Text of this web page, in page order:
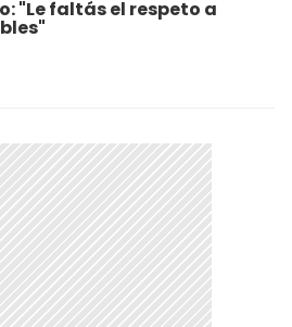
"Le faltás el respeto a